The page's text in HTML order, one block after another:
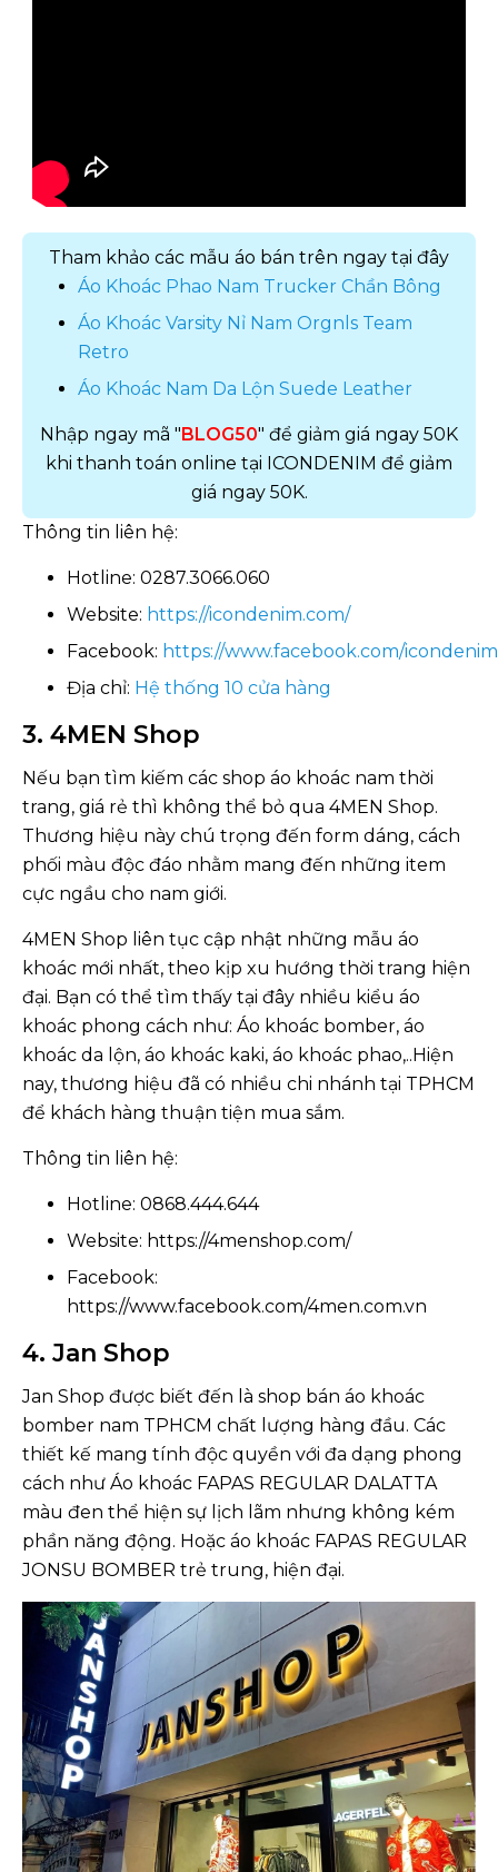
Tham khảo các mẫu áo bán trên ngay tại đây
Áo Khoác Phao Nam Trucker Chần Bông
Áo Khoác Varsity Nỉ Nam Orgnls Team
Retro
Áo Khoác Nam Da Lộn Suede Leather
Nhập ngay mã "BLOG50" để giảm giá ngay 50K
khi thanh toán online tại ICONDENIM để giảm
giá ngay 50K.
Thông tin liên hệ:
Hotline: 0287.3066.060
Website: https://icondenim.com/
Facebook: https://www.facebook.com/
Địa chỉ: Hệ thống 10 cửa hàng
3. 4MEN Shop
Nếu bạn tìm kiếm các shop áo khoác nam thời
trang, giá rẻ thì không thể bỏ qua 4MEN Shop.
Thương hiệu này chú trọng đến form dáng, cách
phối màu độc đáo nhằm mang đến những item
cực ngầu cho nam giới.
4MEN Shop liên tục cập nhật những mẫu áo
khoác mới nhất, theo kịp xu hướng thời trang hiện
đại. Bạn có thể tìm thấy tại đây nhiều kiểu áo
khoác phong cách như: Áo khoác bomber, áo
khoác da lộn, áo khoác kaki, áo khoác phao,..Hiện
nay, thương hiệu đã có nhiều chi nhánh tại TPHCM
để khách hàng thuận tiện mua sắm.
Thông tin liên hệ:
Hotline: 0868.444.644
Website: https://4menshop.com/
Facebook:
https://www.facebook.com/4men.com.vn
4. Jan Shop
Jan Shop được biết đến là shop bán áo khoác
bomber nam TPHCM chất lượng hàng đầu. Các
thiết kế mang tính độc quyền với đa dạng phong
cách như Áo khoác FAPAS REGULAR DALATTA
màu đen thể hiện sự lịch lãm nhưng không kém
phần năng động. Hoặc áo khoác FAPAS REGULAR
JONSU BOMBER trẻ trung, hiện đại.